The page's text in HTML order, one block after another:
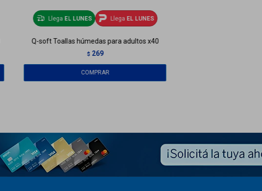
Llega EL LUNES Llega EL LUNES
Q-soft Toallas húmedas para adultos x40
$ 269